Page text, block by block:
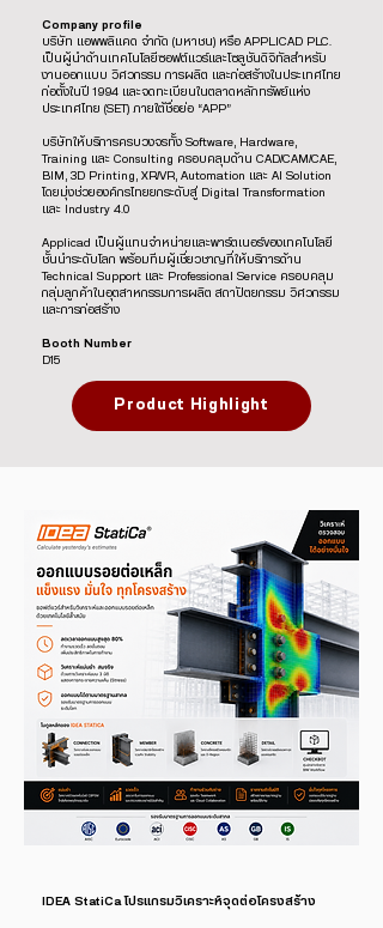
Company profile
บริษัท แอพพลิแคด จำกัด (มหาชน) หรือ APPLICAD PLC.
เป็นผู้นำด้านเทคโนโลยีซอฟต์แวร์และโซลูชันดิจิทัลสำหรับ
งานออกแบบ วิศวกรรม การผลิต และก่อสร้างในประเทศไทย
ก่อตั้งในปี 1994 และจดทะเบียนในตลาดหลักทรัพย์แห่ง
ประเทศไทย (SET) ภายใต้ชื่อย่อ “APP”
บริษัทให้บริการครบวงจรทั้ง Software, Hardware,
Training และ Consulting ครอบคลุมด้าน CAD/CAM/CAE,
BIM, 3D Printing, XR/VR, Automation และ AI Solution
โดยมุ่งช่วยองค์กรไทยยกระดับสู่ Digital Transformation
และ Industry 4.0
Applicad เป็นผู้แทนจำหน่ายและพาร์ตเนอร์ของเทคโนโลยี
ชั้นนำระดับโลก พร้อมทีมผู้เชี่ยวชาญที่ให้บริการด้าน
Technical Support และ Professional Service ครอบคลุม
กลุ่มลูกค้าในอุตสาหกรรมการผลิต สถาปัตยกรรม วิศวกรรม
และการก่อสร้าง
Booth Number
D15
Product Highlight
IDEA StatiCa โปรแกรมวิเคราะห์จุดต่อโครงสร้าง